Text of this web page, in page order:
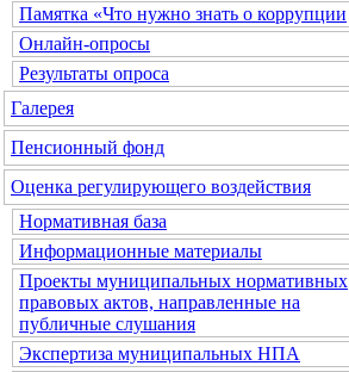
Памятка «Что нужно знать о коррупции
Онлайн-опросы
Результаты опроса
Галерея
Пенсионный фонд
Оценка регулирующего воздействия
Нормативная база
Информационные материалы
Проекты муниципальных нормативных
правовых актов, направленные на
публичные слушания
Экспертиза муниципальных НПА